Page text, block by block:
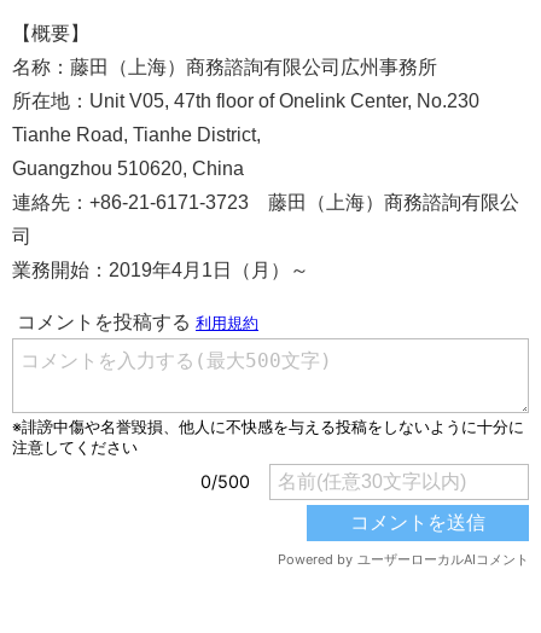
【概要】
名称：藤田（上海）商務諮詢有限公司広州事務所
所在地：Unit V05, 47th floor of Onelink Center, No.230
Tianhe Road, Tianhe District,
Guangzhou 510620, China
連絡先：+86-21-6171-3723 藤田（上海）商務諮詢有限公
司
業務開始：2019年4月1日（月）～